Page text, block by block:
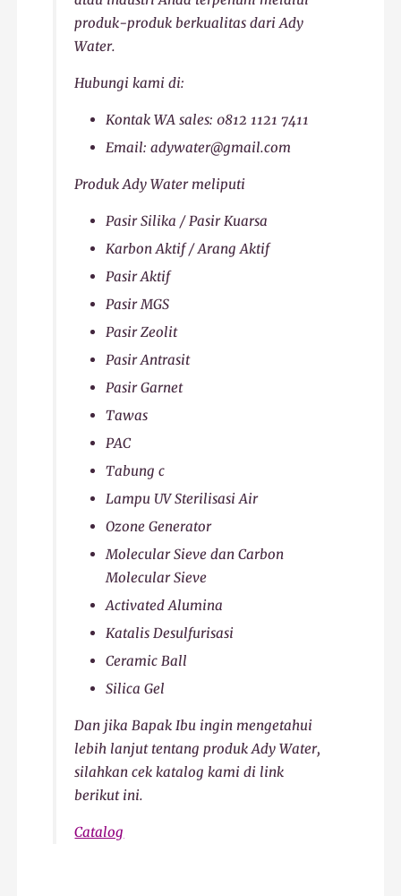
produk-produk berkualitas dari Ady
Water.
Hubungi kami di:
Kontak WA sales: 0812 1121 7411
Email: adywater@gmail.com
Produk Ady Water meliputi
Pasir Silika / Pasir Kuarsa
Karbon Aktif / Arang Aktif
Pasir Aktif
Pasir MGS
Pasir Zeolit
Pasir Antrasit
Pasir Garnet
Tawas
PAC
Tabung c
Lampu UV Sterilisasi Air
Ozone Generator
Molecular Sieve dan Carbon
Molecular Sieve
Activated Alumina
Katalis Desulfurisasi
Ceramic Ball
Silica Gel
Dan jika Bapak Ibu ingin mengetahui
lebih lanjut tentang produk Ady Water,
silahkan cek katalog kami di link
berikut ini.
Catalog